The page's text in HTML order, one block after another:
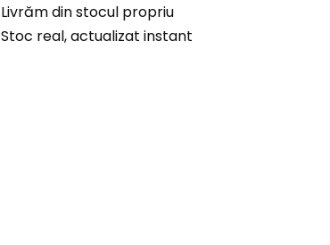
Livrăm din stocul propriu
Stoc real, actualizat instant